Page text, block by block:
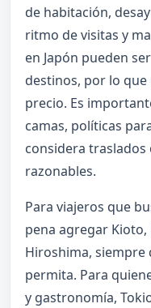
de habitación,
ritmo de visitas y
en Japón pueden
destinos, por lo
precio. Es
camas, políticas
considera
razonables.
Para viajeros que
pena agregar Kioto,
Hiroshima, siempre
permita. Para
y gastronomía,